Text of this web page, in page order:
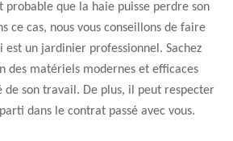
que la haie puisse perdre son
ce cas, nous vous conseillons de faire
est un jardinier professionnel. Sachez
des matériels modernes et efficaces
de son travail. De plus, il peut respecter
dans le contrat passé avec vous.